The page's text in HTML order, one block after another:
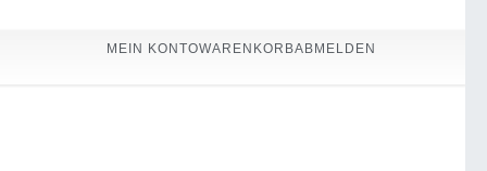
MEIN KONTOWARENKORBABMELDEN